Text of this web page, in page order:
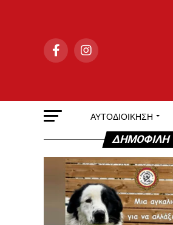
ΑΥΤΟΔΙΟΊΚΗΣΗ
ΔΗΜΟΦΙΛΉ